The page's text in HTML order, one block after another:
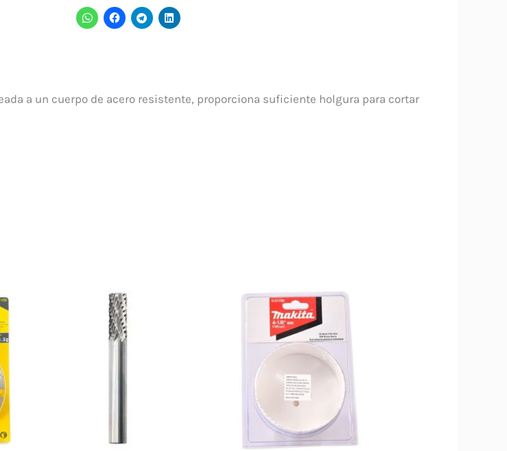
Tipo
cantidad
a un cuerpo de acero resistente, proporciona suficiente holgura para cortar